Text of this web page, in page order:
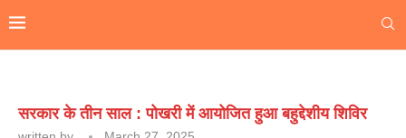
सरकार के तीन साल : पोखरी में आयोजित हुआ बहुद्देशीय शिविर